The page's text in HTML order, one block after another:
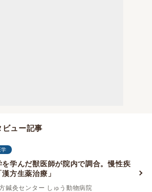
ビュー記事
学
を学んだ獣医師が院内で調合。慢性疾
方生薬治療」
鍼灸センター しゅう動物病院